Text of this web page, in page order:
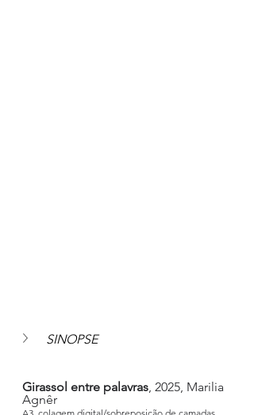
SINOPSE
Girassol entre palavras, 2025, Marilia
Agnêr